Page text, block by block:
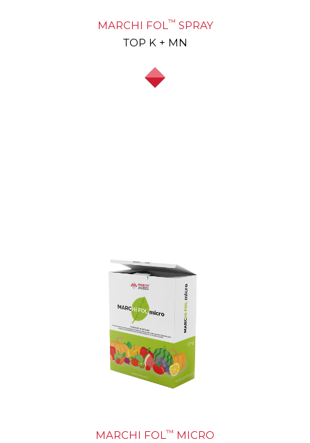
MARCHI FOL™ SPRAY
TOP K + MN
MARCHI FOL™ MICRO